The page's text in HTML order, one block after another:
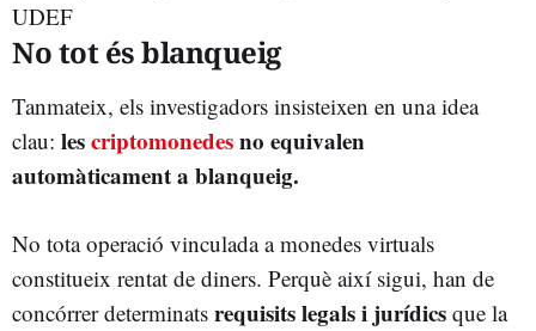
UDEF
No tot és blanqueig
Tanmateix, els investigadors insisteixen en una idea
clau: lescriptomonedesno equivalen
automàticament a blanqueig.
No tota operació vinculada a monedes virtuals
constitueix rentat de diners. Perquè així sigui, han de
concórrer determinats requisits legals i jurídics que la